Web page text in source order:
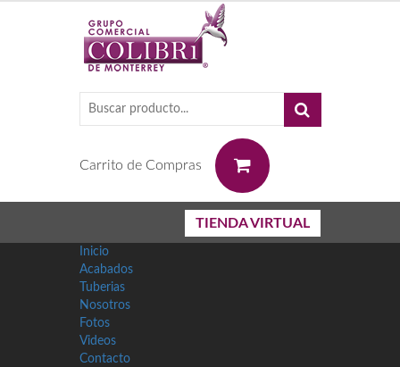
Carrito de Compras
TIENDA VIRTUAL
Inicio
Acabados
Tuberias
Nosotros
Fotos
Videos
Contacto